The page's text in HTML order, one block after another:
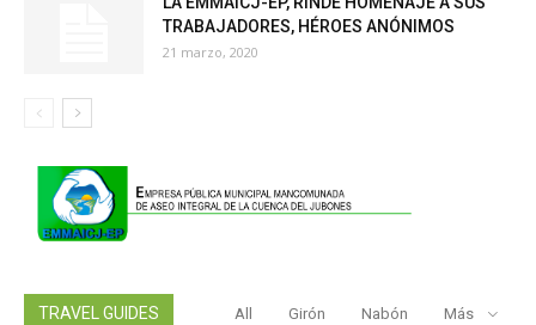
TRABAJADORES, HÉROES ANÓNIMOS
21 marzo, 2020
TRAVEL GUIDES All Girón Nabón Más